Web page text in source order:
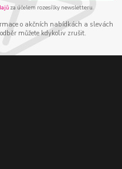
za účelem rozesílky newsletteru.
o akčních nabídkách a slevách
můžete kdykoliv zrušit.